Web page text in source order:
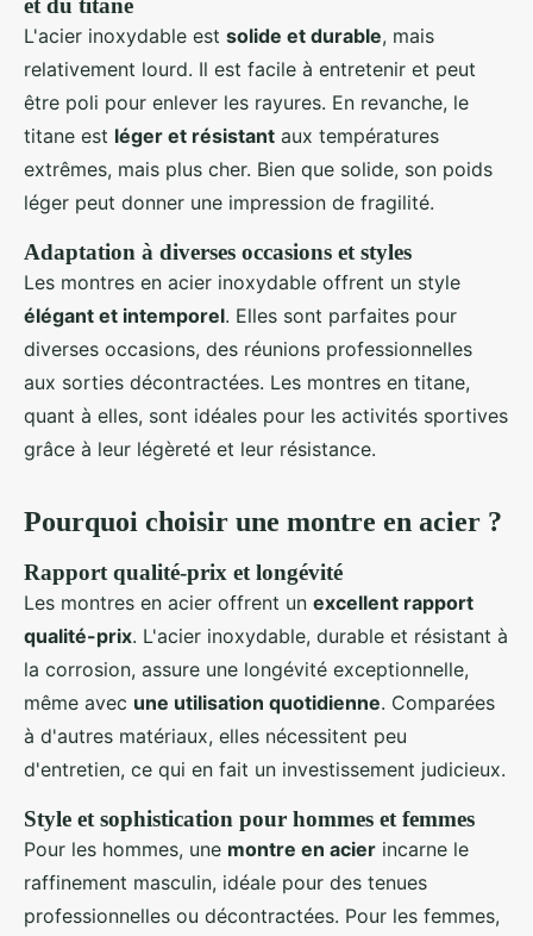
et du titane
L'acier inoxydable est solide et durable, mais
relativement lourd. Il est facile à entretenir et peut
être poli pour enlever les rayures. En revanche, le
titane est léger et résistant aux températures
extrêmes, mais plus cher. Bien que solide, son poids
léger peut donner une impression de fragilité.
Adaptation à diverses occasions et styles
Les montres en acier inoxydable offrent un style
élégant et intemporel. Elles sont parfaites pour
diverses occasions, des réunions professionnelles
aux sorties décontractées. Les montres en titane,
quant à elles, sont idéales pour les activités sportives
grâce à leur légèreté et leur résistance.
Pourquoi choisir une montre en acier ?
Rapport qualité-prix et longévité
Les montres en acier offrent un excellent rapport
qualité-prix. L'acier inoxydable, durable et résistant à
la corrosion, assure une longévité exceptionnelle,
même avec une utilisation quotidienne. Comparées
à d'autres matériaux, elles nécessitent peu
d'entretien, ce qui en fait un investissement judicieux.
Style et sophistication pour hommes et femmes
Pour les hommes, une montre en acier incarne le
raffinement masculin, idéale pour des tenues
professionnelles ou décontractées. Pour les femmes,